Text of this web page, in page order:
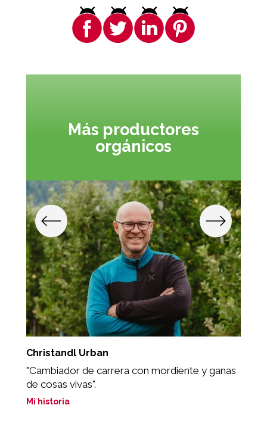
Más productores
orgánicos
Christandl Urban
"Cambiador de carrera con mordiente y ganas
de cosas vivas".
Mi historia